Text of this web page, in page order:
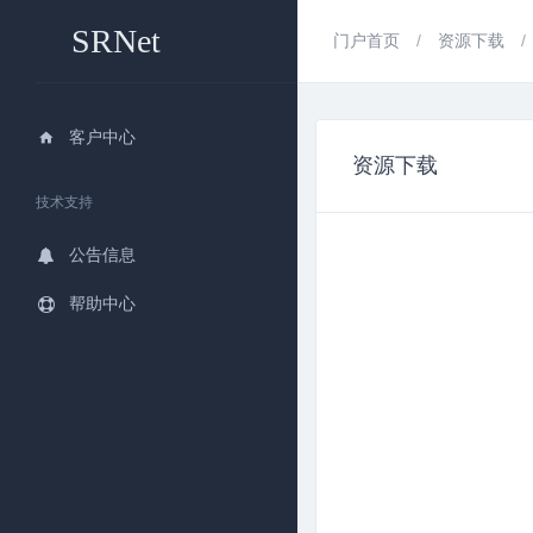
SRNet
客户中心
技术支持
公告信息
帮助中心
门户首页 资源下载
资源下载